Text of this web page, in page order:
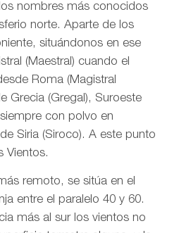
nombres más conocidos
norte. Aparte de los
situándonos en ese
(Maestral) cuando el
Roma (Magistral
Grecia (Gregal), Suroeste
con polvo en
Siria (Siroco). A este punto
Vientos.
remoto, se sitúa en el
entre el paralelo 40 y 60.
más al sur los vientos no